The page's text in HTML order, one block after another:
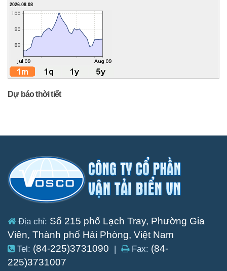
2026.08.08
Dự báo thời tiết
Địa chỉ: Số 215 phố Lạch Tray, Phường Gia
Viên, Thành phố Hải Phòng, Việt Nam
Tel: (84-225)3731090 Fax: (84-
225)3731007